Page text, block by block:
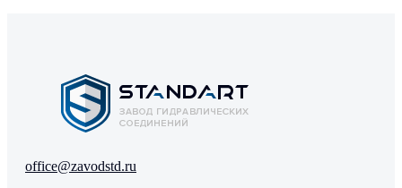
office@zavodstd.ru